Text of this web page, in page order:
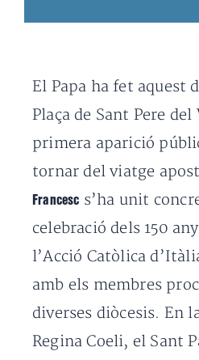
El Papa ha fet aquest
Plaça de Sant Pere
primera aparició
tornar del viatge
Francesc s’ha unit
celebració dels 150
l’Acció Catòlica
amb els membres
diverses diòcesis. En
Regina Coeli, el Sant